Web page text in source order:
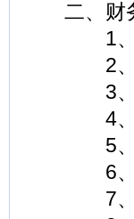
二、财务
1、销
2、成
3、薪
4、固
5、资
6、利
7、现